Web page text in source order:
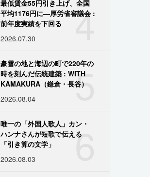
4
最低賃金55円引き上げ、全国
平均1176円に―厚労省審議会 :
前年度実績を下回る
2026.07.30
5
豪雪の地と海辺の町で220年の
時を刻んだ伝統建築 : WITH
KAMAKURA（鎌倉・長谷）
2026.08.04
6
唯一の「外国人歌人」カン・
ハンナさんが短歌で伝える
「引き算の文学」
2026.08.03